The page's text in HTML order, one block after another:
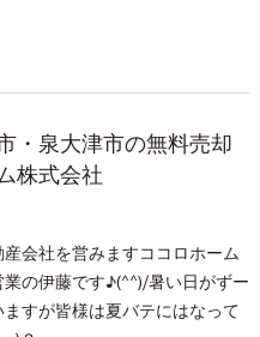
泉大津市の無料売却
株式会社
会社を営みますココロホーム
の伊藤です♪(^^)/暑い日がずー
すが皆様は夏バテにはなって